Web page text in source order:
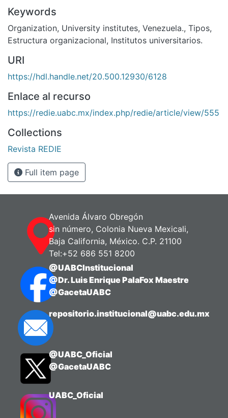
Keywords
Organization, University institutes, Venezuela., Tipos,
Estructura organizacional, Institutos universitarios.
URI
https://hdl.handle.net/20.500.12930/6128
Enlace al recurso
https://redie.uabc.mx/index.php/redie/article/view/555
Collections
Revista REDIE
Full item page
Avenida Álvaro Obregón
sin número, Colonia Nueva Mexicali,
Baja California, México. C.P. 21100
Tel:+52 686 551 8200
@UABCInstitucional
@Dr. Luis Enrique PalaFox Maestre
@GacetaUABC
repositorio.institucional@uabc.edu.mx
@UABC_Oficial
@GacetaUABC
UABC_Oficial